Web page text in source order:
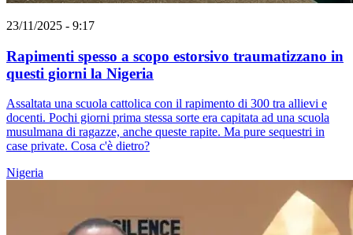
23/11/2025 - 9:17
Rapimenti spesso a scopo estorsivo traumatizzano in
questi giorni la Nigeria
Assaltata una scuola cattolica con il rapimento di 300 tra allievi e
docenti. Pochi giorni prima stessa sorte era capitata ad una scuola
musulmana di ragazze, anche queste rapite. Ma pure sequestri in
case private. Cosa c'è dietro?
Nigeria